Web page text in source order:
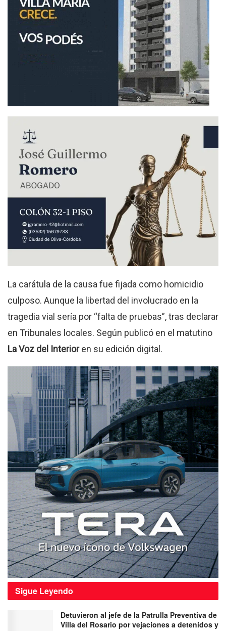
La carátula de la causa fue fijada como homicidio
culposo. Aunque la libertad del involucrado en la
tragedia vial sería por “falta de pruebas”, tras declarar
en Tribunales locales. Según publicó en el matutino
La Voz del Interioren su edición digital.
Sigue Leyendo
Detuvieron al jefe de la Patrulla Preventiva de
Villa del Rosario por vejaciones a detenidos y